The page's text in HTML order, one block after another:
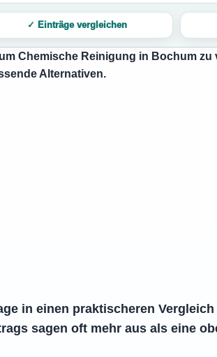
✓ Einträge vergleichen
Chemische Reinigung in Bochum zu
Alternativen.
in einen praktischeren
sagen oft mehr aus als eine